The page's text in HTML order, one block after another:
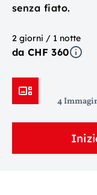
senza fiato.
2 giorni / 1 notte
da CHF 360
4